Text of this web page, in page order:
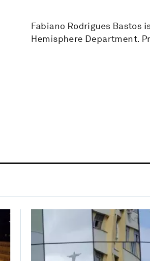
Fabiano Rodrigues Bastos
Hemisphere Department.